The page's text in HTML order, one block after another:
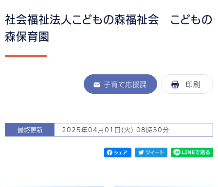
社会福祉法人こどもの森福祉会 こどもの
森保育園
子育て応援課 印刷
最終更新 2025年04月01日(火) 08時30分